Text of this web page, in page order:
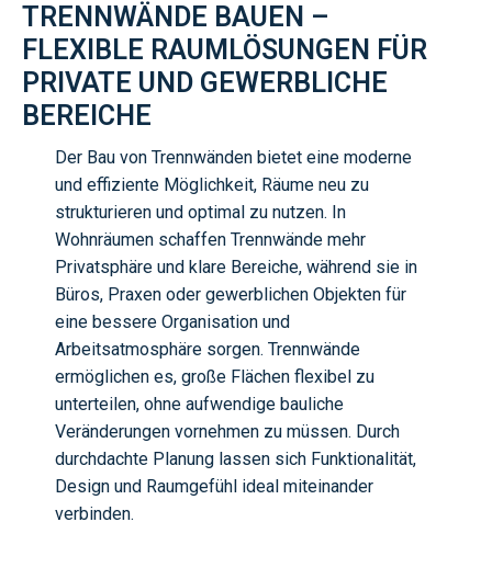
TRENNWÄNDE BAUEN –
FLEXIBLE RAUMLÖSUNGEN FÜR
PRIVATE UND GEWERBLICHE
BEREICHE
Der Bau von Trennwänden bietet eine moderne
und effiziente Möglichkeit, Räume neu zu
strukturieren und optimal zu nutzen. In
Wohnräumen schaffen Trennwände mehr
Privatsphäre und klare Bereiche, während sie in
Büros, Praxen oder gewerblichen Objekten für
eine bessere Organisation und
Arbeitsatmosphäre sorgen. Trennwände
ermöglichen es, große Flächen flexibel zu
unterteilen, ohne aufwendige bauliche
Veränderungen vornehmen zu müssen. Durch
durchdachte Planung lassen sich Funktionalität,
Design und Raumgefühl ideal miteinander
verbinden.